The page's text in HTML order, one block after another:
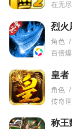
在无
烈火
角色 /
百倍
皇者
角色 /
传奇
称王